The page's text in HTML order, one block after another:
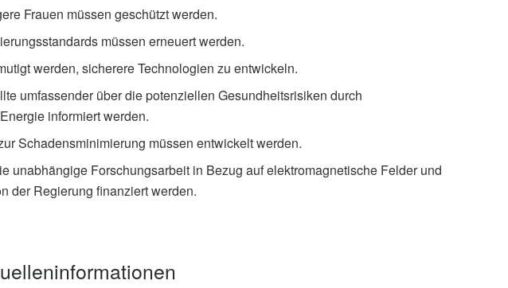
Frauen müssen geschützt werden.
müssen erneuert werden.
werden, sicherere Technologien zu entwickeln.
umfassender über die potenziellen Gesundheitsrisiken durch
informiert werden.
Schadensminimierung müssen entwickelt werden.
unabhängige Forschungsarbeit in Bezug auf elektromagnetische Felder und
der Regierung finanziert werden.